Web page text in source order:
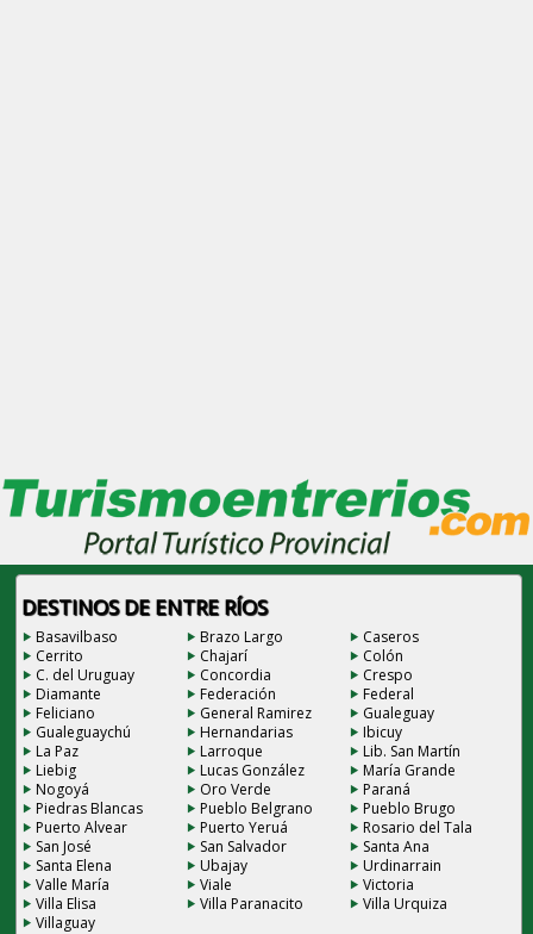
DESTINOS DE ENTRE RÍOS
Basavilbaso Brazo Largo
Caseros
Cerrito
Chajarí
Colón
C. del Uruguay
Concordia
Crespo
Diamante
Federación
Federal
Feliciano
General Ramirez
Gualeguay
Gualeguaychú
Hernandarias
Ibicuy
La Paz
Larroque
Lib. San Martín
Liebig
Lucas González
María Grande
Nogoyá
Oro Verde
Paraná
Piedras Blancas
Pueblo Belgrano
Pueblo Brugo
Puerto Alvear
Puerto Yeruá
Rosario del Tala
San José
San Salvador
Santa Ana
Santa Elena
Ubajay
Urdinarrain
Valle María
Viale
Victoria
Villa Elisa
Villa Paranacito
Villa Urquiza
Villaguay